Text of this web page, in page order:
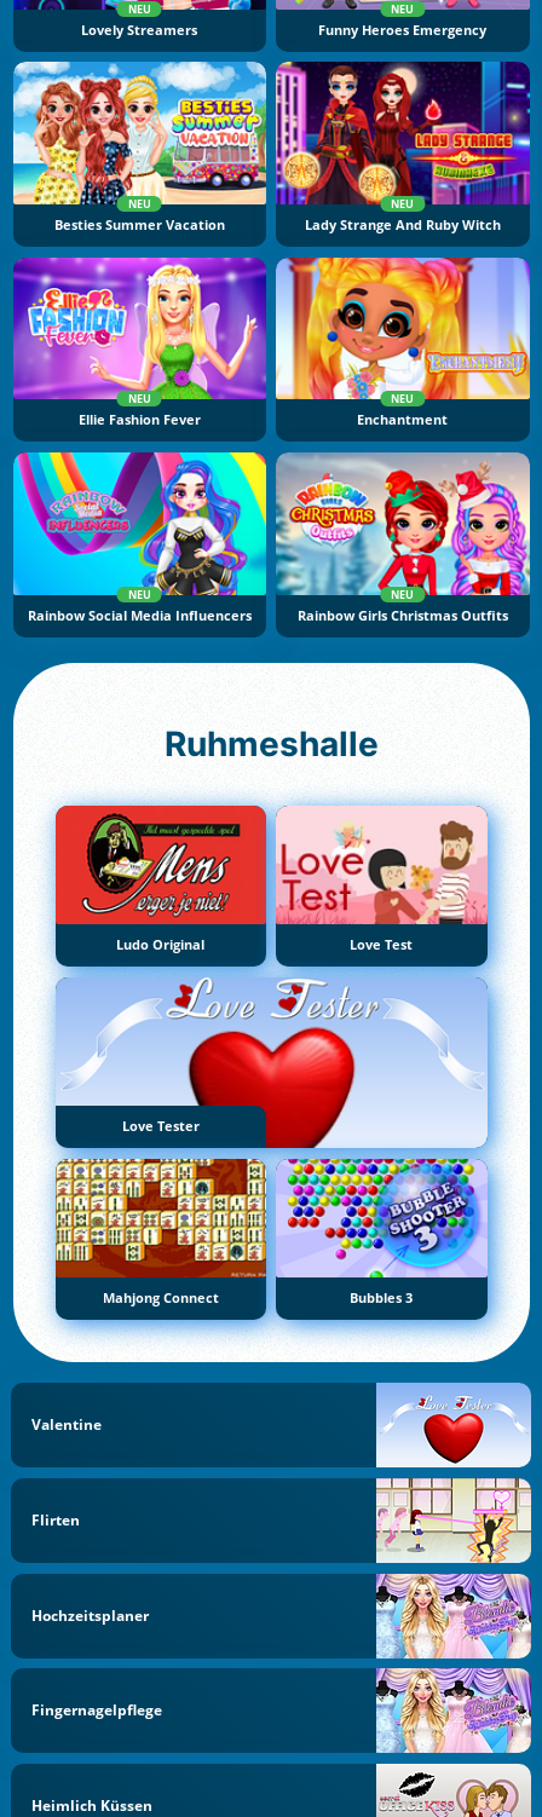
NEU
Lovely Streamers
NEU
Funny Heroes Emergency
NEU
Besties Summer Vacation
NEU
Lady Strange And Ruby Witch
NEU
Ellie Fashion Fever
NEU
Enchantment
NEU
Rainbow Social Media Influencers
NEU
Rainbow Girls Christmas Outfits
Ruhmeshalle
Ludo Original Love Test
Love Tester
Mahjong Connect Bubbles 3
Valentine
Flirten
Hochzeitsplaner
Fingernagelpflege
Heimlich Küssen